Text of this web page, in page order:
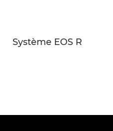
Système EOS R